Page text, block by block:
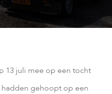
13 juli mee op een tocht
gehoopt op een